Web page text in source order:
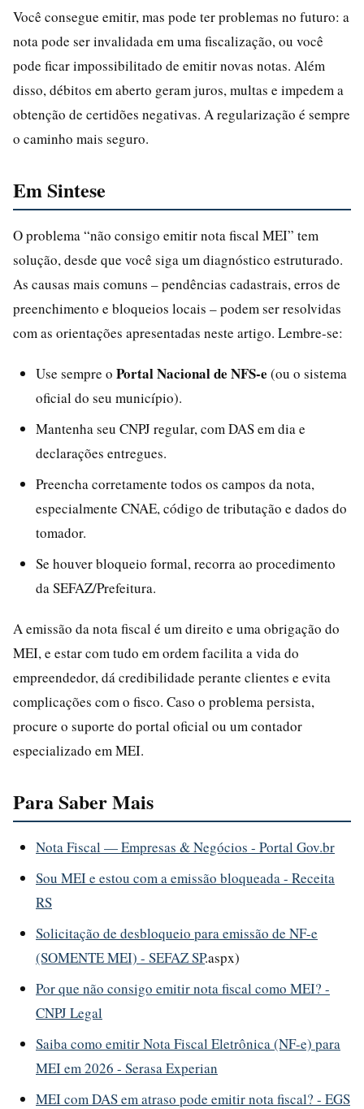
Você consegue emitir, mas pode ter problemas no futuro: a
nota pode ser invalidada em uma fiscalização, ou você
pode ficar impossibilitado de emitir novas notas. Além
disso, débitos em aberto geram juros, multas e impedem a
obtenção de certidões negativas. A regularização é sempre
o caminho mais seguro.
Em Sintese
O problema “não consigo emitir nota fiscal MEI” tem
solução, desde que você siga um diagnóstico estruturado.
As causas mais comuns – pendências cadastrais, erros de
preenchimento e bloqueios locais – podem ser resolvidas
com as orientações apresentadas neste artigo. Lembre-se:
Use sempre o Portal Nacional de NFS-e (ou o sistema
oficial do seu município).
Mantenha seu CNPJ regular, com DAS em dia e
declarações entregues.
Preencha corretamente todos os campos da nota,
especialmente CNAE, código de tributação e dados do
tomador.
Se houver bloqueio formal, recorra ao procedimento
da SEFAZ/Prefeitura.
A emissão da nota fiscal é um direito e uma obrigação do
MEI, e estar com tudo em ordem facilita a vida do
empreendedor, dá credibilidade perante clientes e evita
complicações com o fisco. Caso o problema persista,
procure o suporte do portal oficial ou um contador
especializado em MEI.
Para Saber Mais
Nota Fiscal — Empresas & Negócios - Portal Gov.br
Sou MEI e estou com a emissão bloqueada - Receita
RS
Solicitação de desbloqueio para emissão de NF-e
(SOMENTE MEI) - SEFAZ SP.aspx)
Por que não consigo emitir nota fiscal como MEI? -
CNPJ Legal
Saiba como emitir Nota Fiscal Eletrônica (NF-e) para
MEI em 2026 - Serasa Experian
MEI com DAS em atraso pode emitir nota fiscal? - EGS